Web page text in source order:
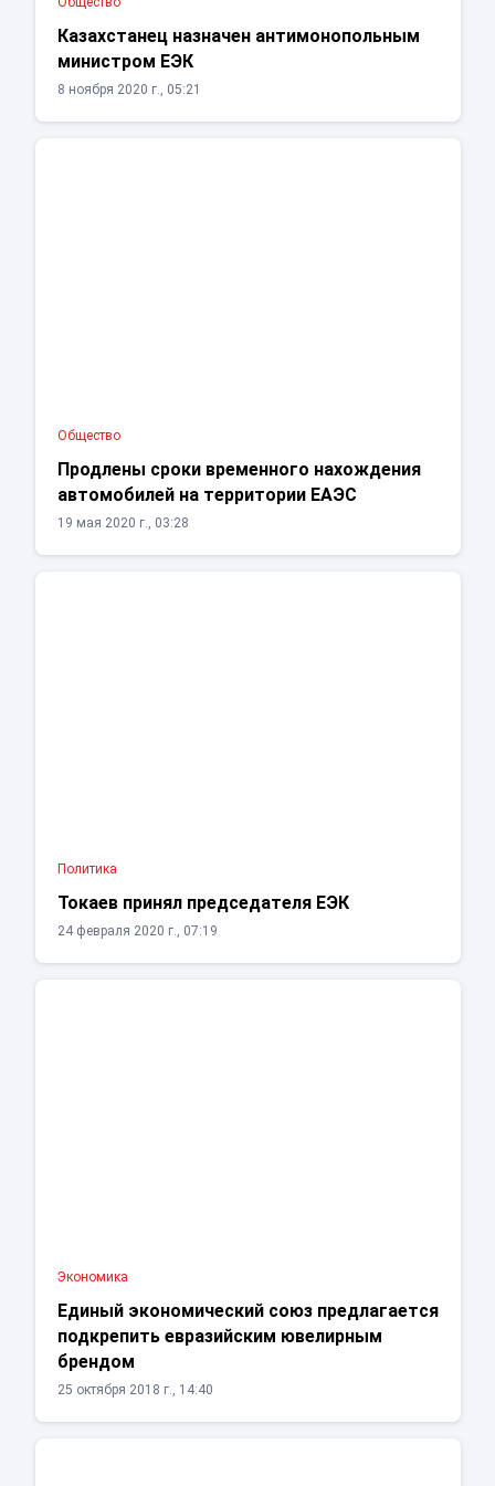
Казахстанец назначен антимонопольным
министром ЕЭК
8 ноября 2020 г., 05:21
Общество
Продлены сроки временного нахождения
автомобилей на территории ЕАЭС
19 мая 2020 г., 03:28
Политика
Токаев принял председателя ЕЭК
24 февраля 2020 г., 07:19
Экономика
Единый экономический союз предлагается
подкрепить евразийским ювелирным
брендом
25 октября 2018 г., 14:40